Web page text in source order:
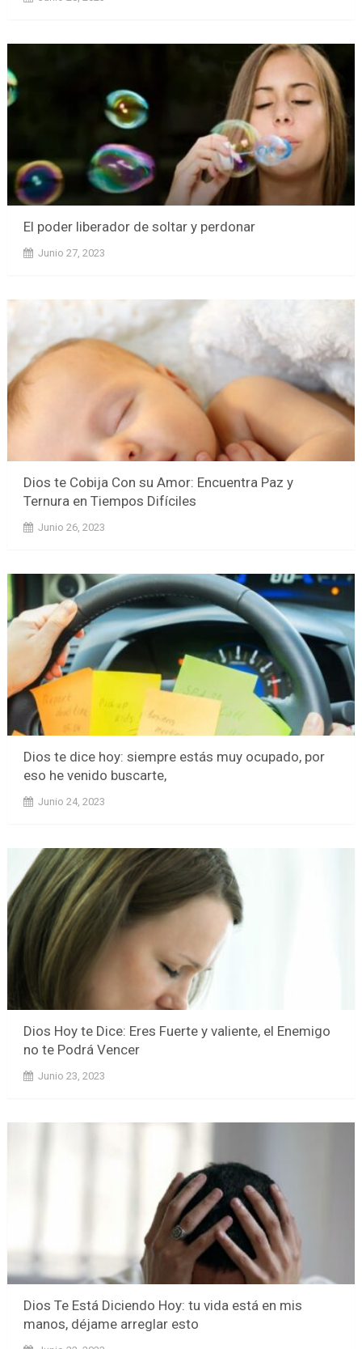
El poder liberador de soltar y perdonar
Junio 27, 2023
Dios te Cobija Con su Amor: Encuentra Paz y
Ternura en Tiempos Difíciles
Junio 26, 2023
Dios te dice hoy: siempre estás muy ocupado, por
eso he venido buscarte,
Junio 24, 2023
Dios Hoy te Dice: Eres Fuerte y valiente, el Enemigo
no te Podrá Vencer
Junio 23, 2023
Dios Te Está Diciendo Hoy: tu vida está en mis
manos, déjame arreglar esto